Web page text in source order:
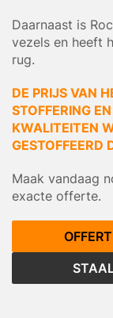
Daarnaast is
vezels en heeft
rug.
DE PRIJS VAN
STOFFERING
KWALITEITEN
GESTOFFEERD
Maak vandaag
exacte offerte.